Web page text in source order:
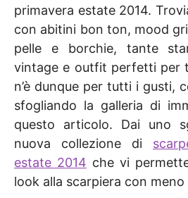
primavera estate 2014.
con abitini bon ton, mood
pelle e borchie, tante
vintage e outfit perfetti per
n’è dunque per tutti i gusti,
sfogliando la galleria di
questo articolo. Dai uno
nuova collezione di
estate 2014 che vi
look alla scarpiera con